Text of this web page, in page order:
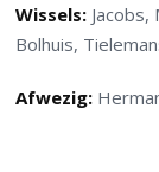
Wissels:
Bolhuis,
Afwezig: